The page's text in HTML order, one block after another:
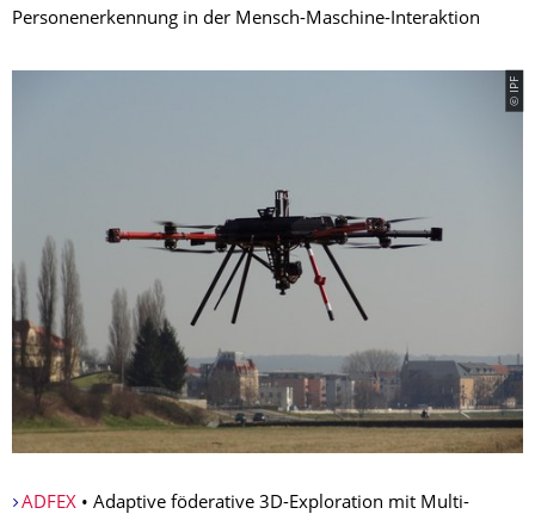
Personenerkennung in der Mensch-Maschine-Interaktion
© IPF
ADFEX• Adaptive föderative 3D-Exploration mit Multi-